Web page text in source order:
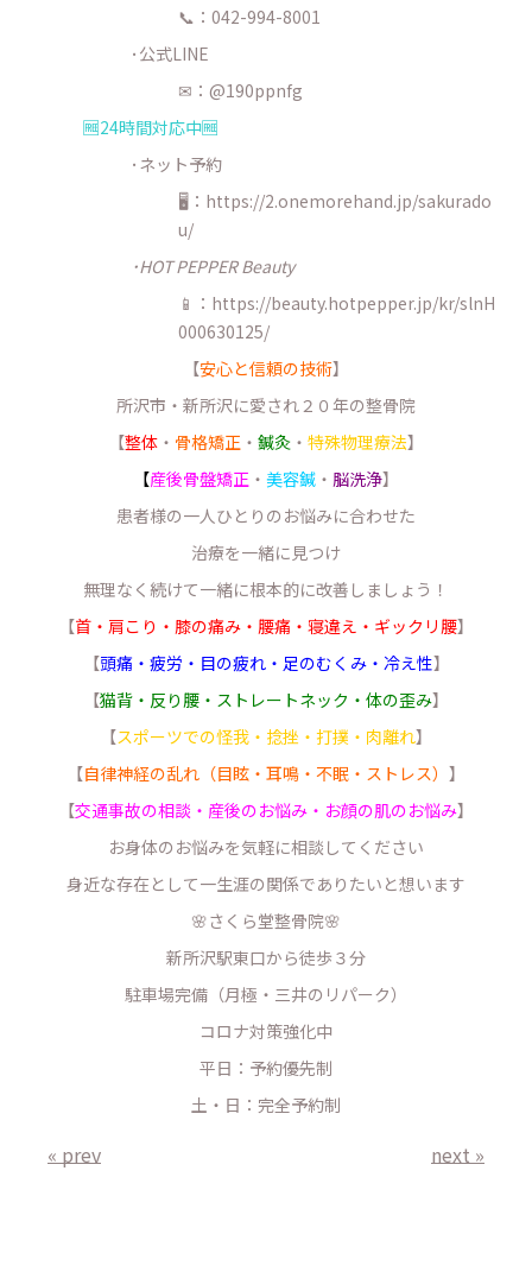
📞：042-994-8001
･公式LINE
✉：@190ppnfg
🆓24時間対応中🆓
･ネット予約
🖥：https://2.onemorehand.jp/sakurado
u/
･HOT PEPPER Beauty
📱：https://beauty.hotpepper.jp/kr/slnH
000630125/
【安心と信頼の技術】
所沢市・新所沢に愛され２０年の整骨院
【整体 ・ 骨格矯正 ・ 鍼灸 ・ 特殊物理療法】
【産後骨盤矯正 ・ 美容鍼 ・ 脳洗浄】
患者様の一人ひとりのお悩みに合わせた
治療を一緒に見つけ
無理なく続けて一緒に根本的に改善しましょう！
【首・肩こり・膝の痛み・腰痛・寝違え・ギックリ腰】
【頭痛・疲労・目の疲れ・足のむくみ・冷え性】
【猫背・反り腰・ストレートネック・体の歪み】
【スポーツでの怪我・捻挫・打撲・肉離れ】
【自律神経の乱れ（目眩・耳鳴・不眠・ストレス） 】
【交通事故の相談・産後のお悩み・お顔の肌のお悩み】
お身体のお悩みを気軽に相談してください
身近な存在として一生涯の関係でありたいと想います
🌸さくら堂整骨院🌸
新所沢駅東口から徒歩３分
駐車場完備（月極・三井のリパーク）
コロナ対策強化中
平日：予約優先制
土・日：完全予約制
« prev next »